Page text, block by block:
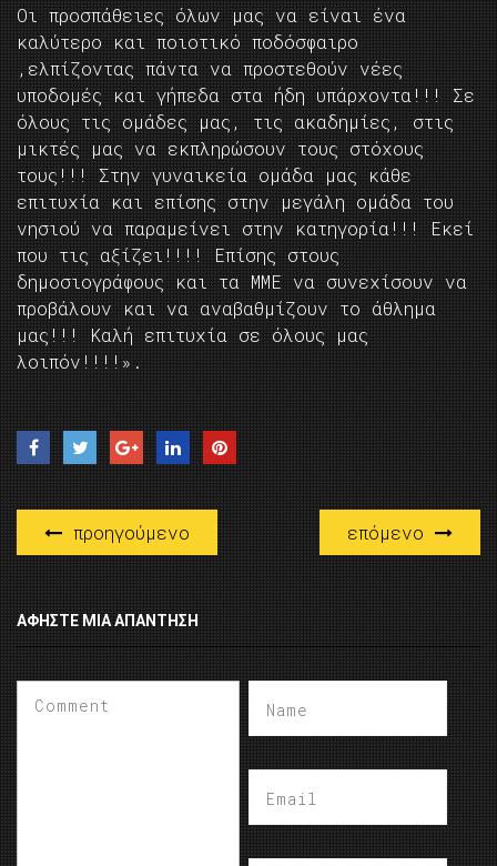
Οι προσπάθειες όλων μας να είναι ένα
καλύτερο και ποιοτικό ποδόσφαιρο
,ελπίζοντας πάντα να προστεθούν νέες
υποδομές και γήπεδα στα ήδη υπάρχοντα!!! Σε
όλους τις ομάδες μας, τις ακαδημίες, στις
μικτές μας να εκπληρώσουν τους στόχους
τους!!! Στην γυναικεία ομάδα μας κάθε
επιτυχία και επίσης στην μεγάλη ομάδα του
νησιού να παραμείνει στην κατηγορία!!! Εκεί
που τις αξίζει!!!! Επίσης στους
δημοσιογράφους και τα ΜΜΕ να συνεχίσουν να
προβάλουν και να αναβαθμίζουν το άθλημα
μας!!! Καλή επιτυχία σε όλους μας
λοιπόν!!!!».
προηγούμενο επόμενο
ΑΦΉΣΤΕ ΜΙΑ ΑΠΆΝΤΗΣΗ